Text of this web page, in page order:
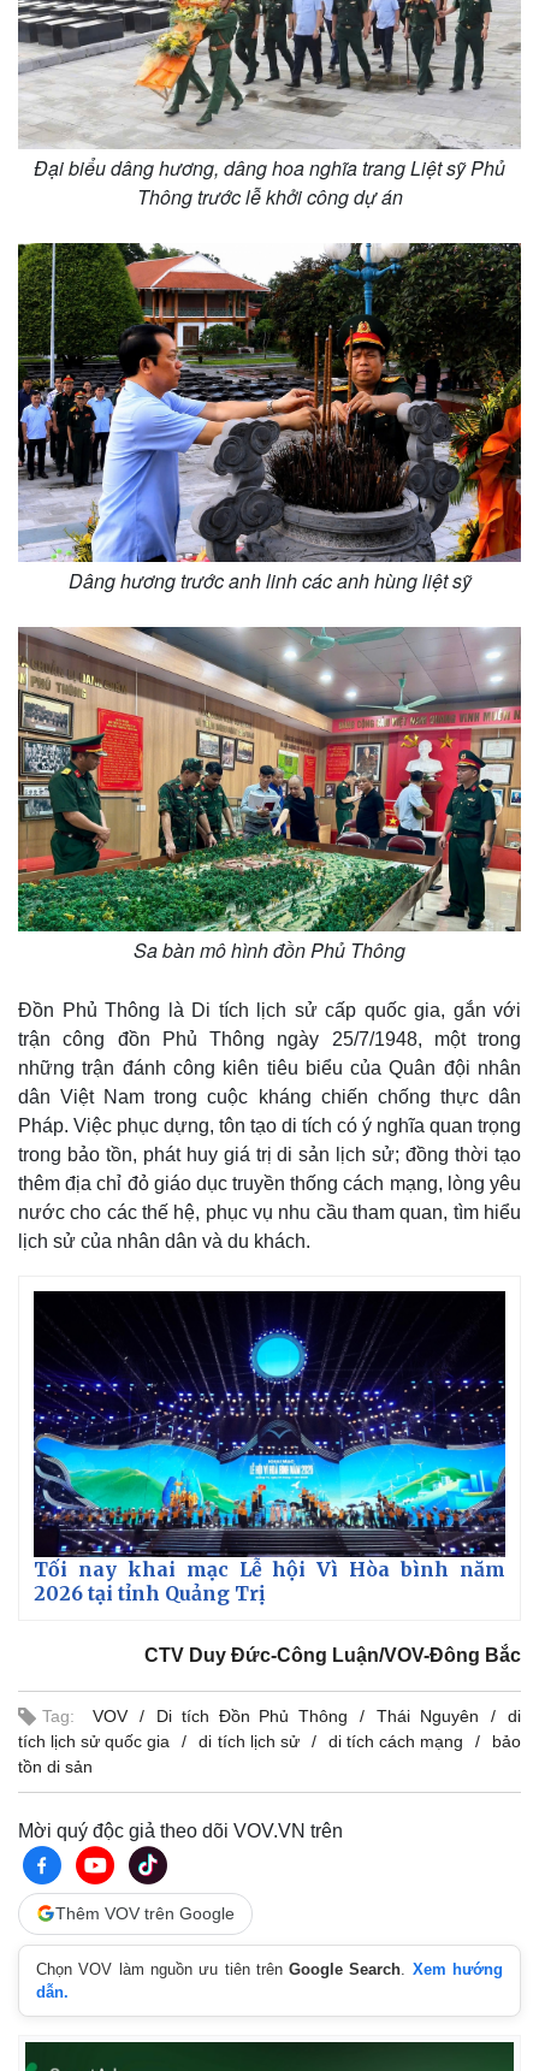
Bất động sản
Khởi nghiệp
Thị trường
Giá vàng
Tiêu dùng
Tỷ giá
Chứng khoán
Giá cà phê
Đại biểu dâng hương, dâng hoa nghĩa trang Liệt sỹ Phủ
Thông trước lễ khởi công dự án
Dâng hương trước anh linh các anh hùng liệt sỹ
Sa bàn mô hình đồn Phủ Thông
Đồn Phủ Thông là Di tích lịch sử cấp quốc gia, gắn với
trận công đồn Phủ Thông ngày 25/7/1948, một trong
những trận đánh công kiên tiêu biểu của Quân đội nhân
dân Việt Nam trong cuộc kháng chiến chống thực dân
Pháp. Việc phục dựng, tôn tạo di tích có ý nghĩa quan trọng
trong bảo tồn, phát huy giá trị di sản lịch sử; đồng thời tạo
thêm địa chỉ đỏ giáo dục truyền thống cách mạng, lòng yêu
nước cho các thế hệ, phục vụ nhu cầu tham quan, tìm hiểu
lịch sử của nhân dân và du khách.
Tối nay khai mạc Lễ hội Vì Hòa bình năm
2026 tại tỉnh Quảng Trị
CTV Duy Đức-Công Luận/VOV-Đông Bắc
Tag: VOV Di tích Đồn Phủ Thông Thái Nguyên
di
tích lịch sử quốc gia
di tích lịch sử di tích cách mạng
bảo
tồn di sản
Mời quý độc giả theo dõi VOV.VN trên
Thêm VOV trên Google
Chọn VOV làm nguồn ưu tiên trênGoogle Search
Xem hướng
dẫn.